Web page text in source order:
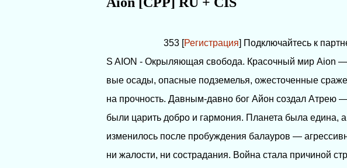
353 [Регистрация] Подключайтесь к
S AION - Окрыляющая свобода. Красочный мир Aion
вые осады, опасные подземелья, ожесточенные
на прочность. Давным-давно бог Айон создал Атрею
были царить добро и гармония. Планета была едина,
изменилось после пробуждения балауров —
ни жалости, ни сострадания. Война стала причиной